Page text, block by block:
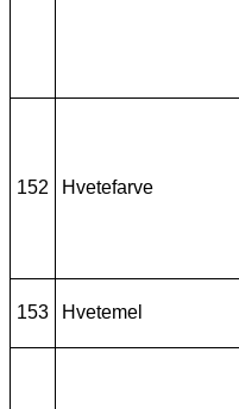
152 Hvetefarve
153 Hvetemel